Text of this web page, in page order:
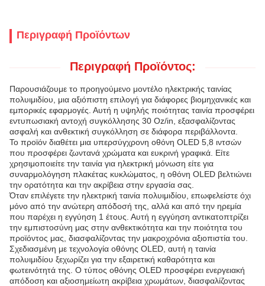
Περιγραφή Προϊόντων
Περιγραφή Προϊόντος:
Παρουσιάζουμε το προηγούμενο μοντέλο ηλεκτρικής ταινίας
πολυιμιδίου, μια αξιόπιστη επιλογή για διάφορες βιομηχανικές και
εμπορικές εφαρμογές. Αυτή η υψηλής ποιότητας ταινία προσφέρει
εντυπωσιακή αντοχή συγκόλλησης 30 Oz/in, εξασφαλίζοντας
ασφαλή και ανθεκτική συγκόλληση σε διάφορα περιβάλλοντα.
Το προϊόν διαθέτει μια υπερσύγχρονη οθόνη OLED 5,8 ιντσών
που προσφέρει ζωντανά χρώματα και ευκρινή γραφικά. Είτε
χρησιμοποιείτε την ταινία για ηλεκτρική μόνωση είτε για
συναρμολόγηση πλακέτας κυκλώματος, η οθόνη OLED βελτιώνει
την ορατότητα και την ακρίβεια στην εργασία σας.
Όταν επιλέγετε την ηλεκτρική ταινία πολυιμιδίου, επωφελείστε όχι
μόνο από την ανώτερη απόδοσή της, αλλά και από την ηρεμία
που παρέχει η εγγύηση 1 έτους. Αυτή η εγγύηση αντικατοπτρίζει
την εμπιστοσύνη μας στην ανθεκτικότητα και την ποιότητα του
προϊόντος μας, διασφαλίζοντας την μακροχρόνια αξιοπιστία του.
Σχεδιασμένη με τεχνολογία οθόνης OLED, αυτή η ταινία
πολυιμιδίου ξεχωρίζει για την εξαιρετική καθαρότητα και
φωτεινότητά της. Ο τύπος οθόνης OLED προσφέρει ενεργειακή
απόδοση και αξιοσημείωτη ακρίβεια χρωμάτων, διασφαλίζοντας